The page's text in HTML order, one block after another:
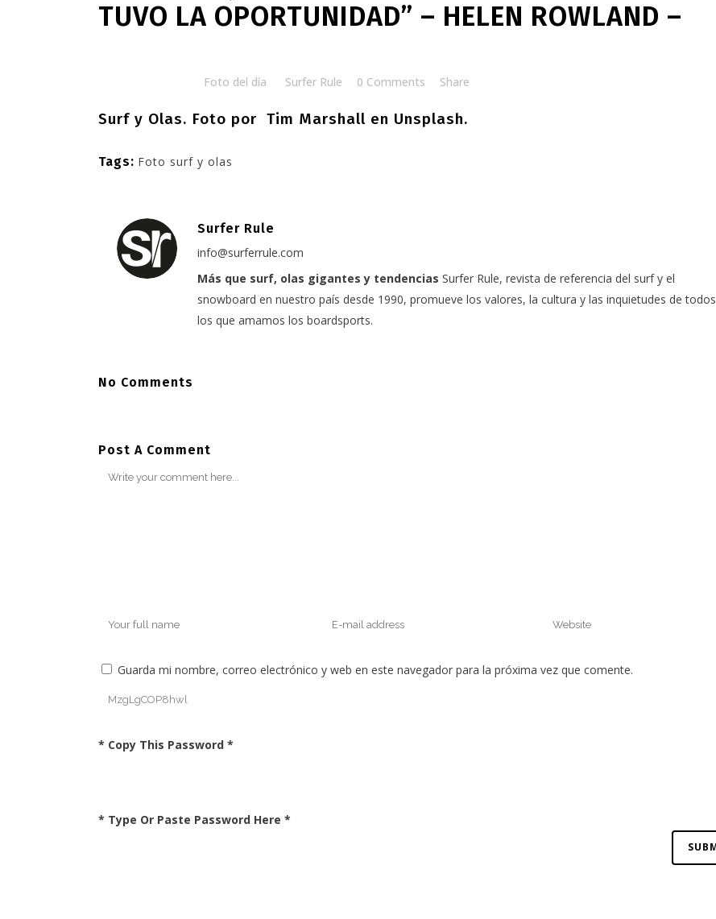
TUVO LA OPORTUNIDAD” – HELEN ROWLAND –
Foto del día Surfer Rule 0 Comments Share
Surf y Olas. Foto por Tim Marshall en Unsplash.
Tags: Foto surf y olas
Surfer Rule
info@surferrule.com
Más que surf, olas gigantes y tendencias Surfer Rule, revista de referencia del surf y el
snowboard en nuestro país desde 1990, promueve los valores, la cultura y las inquietudes de todos
los que amamos los boardsports.
No Comments
Post A Comment
Guarda mi nombre, correo electrónico y web en este navegador para la próxima vez que comente.
* Copy This Password *
* Type Or Paste Password Here *